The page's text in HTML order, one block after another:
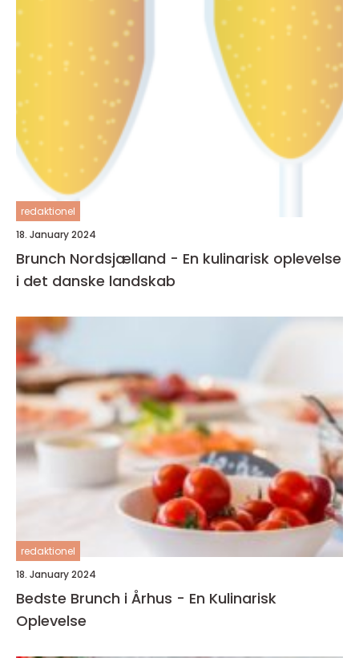
redaktionel
18. January 2024
Brunch Nordsjælland - En kulinarisk oplevelse
i det danske landskab
redaktionel
18. January 2024
Bedste Brunch i Århus - En Kulinarisk
Oplevelse